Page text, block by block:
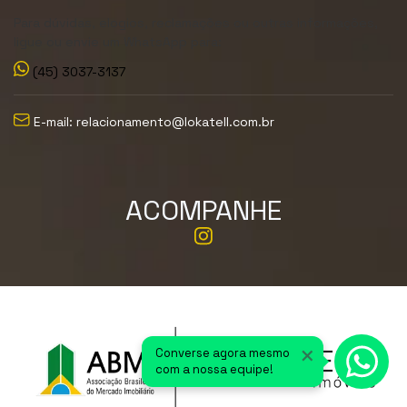
(45) 3037-3137
E-mail: relacionamento@lokatell.com.br
ACOMPANHE
×
Converse agora mesmo
com a nossa equipe!